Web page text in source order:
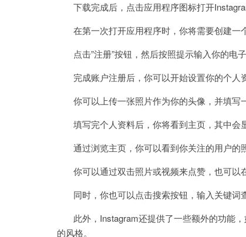
下载完成后，点击应用程序图标打开
在第一次打开应用程序时，你将需要创建一个
点击”注册”按钮，然后按照提示输入你的电子
完成账户注册后，你可以开始设置你的个人资
你可以上传一张照片作为你的头像，并填写
填写完个人资料后，你将看到主页，其中会
通过浏览主页，你可以看到你关注的用户的照
你可以通过双击照片或视频来点赞，也可以
同时，你也可以点击搜索按钮，输入关键词
此外，Instagram还提供了一些额外的功能，
的风格。